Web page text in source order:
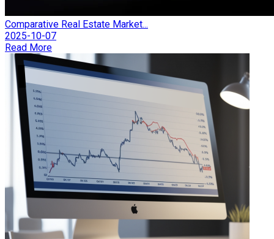
Comparative Real Estate Market...
2025-10-07
Read More